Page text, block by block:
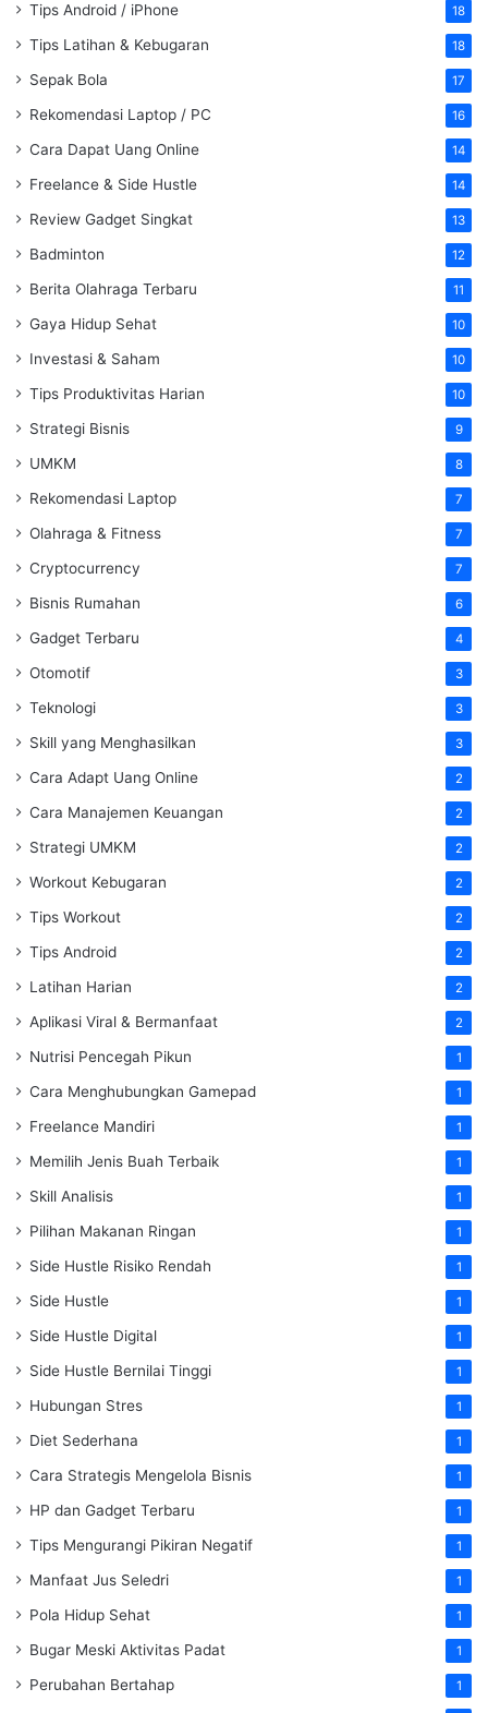
Tips Android / iPhone 18
Tips Latihan & Kebugaran 18
Sepak Bola 17
Rekomendasi Laptop / PC 16
Cara Dapat Uang Online 14
Freelance & Side Hustle 14
Review Gadget Singkat 13
Badminton 12
Berita Olahraga Terbaru 11
Gaya Hidup Sehat 10
Investasi & Saham 10
Tips Produktivitas Harian 10
Strategi Bisnis 9
UMKM 8
Rekomendasi Laptop 7
Olahraga & Fitness 7
Cryptocurrency 7
Bisnis Rumahan 6
Gadget Terbaru 4
Otomotif 3
Teknologi 3
Skill yang Menghasilkan 3
Cara Adapt Uang Online 2
Cara Manajemen Keuangan 2
Strategi UMKM 2
Workout Kebugaran 2
Tips Workout 2
Tips Android 2
Latihan Harian 2
Aplikasi Viral & Bermanfaat 2
Nutrisi Pencegah Pikun 1
Cara Menghubungkan Gamepad 1
Freelance Mandiri 1
Memilih Jenis Buah Terbaik 1
Skill Analisis 1
Pilihan Makanan Ringan 1
Side Hustle Risiko Rendah 1
Side Hustle 1
Side Hustle Digital 1
Side Hustle Bernilai Tinggi 1
Hubungan Stres 1
Diet Sederhana 1
Cara Strategis Mengelola Bisnis 1
HP dan Gadget Terbaru 1
Tips Mengurangi Pikiran Negatif 1
Manfaat Jus Seledri 1
Pola Hidup Sehat 1
Bugar Meski Aktivitas Padat 1
Perubahan Bertahap 1